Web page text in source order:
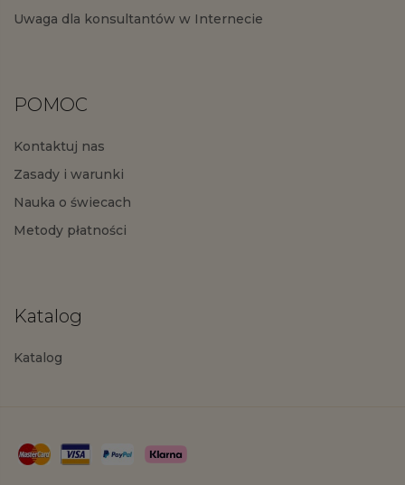
Uwaga dla konsultantów w Internecie
POMOC
Kontaktuj nas
Zasady i warunki
Nauka o świecach
Metody płatności
Katalog
Katalog